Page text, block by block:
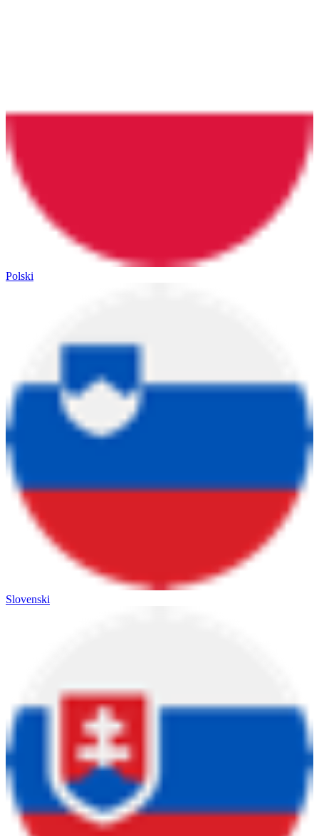
Polski
Slovenski